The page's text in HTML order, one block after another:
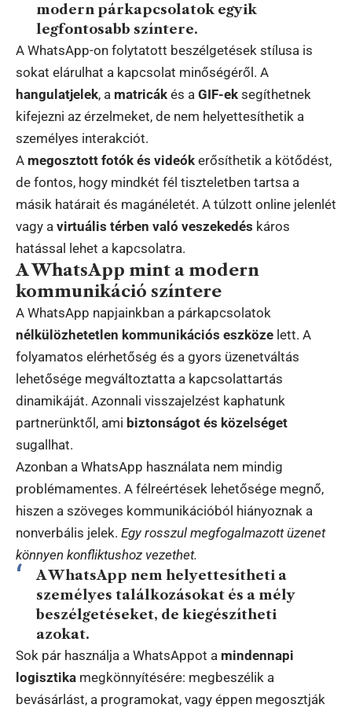
modern párkapcsolatok egyik
legfontosabb színtere.
A WhatsApp-on folytatott beszélgetések stílusa is
sokat elárulhat a kapcsolat minőségéről. A
hangulatjelek, a matricák és a GIF-ek segíthetnek
kifejezni az érzelmeket, de nem helyettesíthetik a
személyes interakciót.
A megosztott fotók és videók erősíthetik a kötődést,
de fontos, hogy mindkét fél tiszteletben tartsa a
másik határait és magánéletét. A túlzott online jelenlét
vagy a virtuális térben való veszekedés káros
hatással lehet a kapcsolatra.
A WhatsApp mint a modern
kommunikáció színtere
A WhatsApp napjainkban a párkapcsolatok
nélkülözhetetlen kommunikációs eszköze lett. A
folyamatos elérhetőség és a gyors üzenetváltás
lehetősége megváltoztatta a kapcsolattartás
dinamikáját. Azonnali visszajelzést kaphatunk
partnerünktől, ami biztonságot és közelséget
sugallhat.
Azonban a WhatsApp használata nem mindig
problémamentes. A félreértések lehetősége megnő,
hiszen a szöveges kommunikációból hiányoznak a
nonverbális jelek. Egy rosszul megfogalmazott üzenet
könnyen konfliktushoz vezethet.
A WhatsApp nem helyettesítheti a
személyes találkozásokat és a mély
beszélgetéseket, de kiegészítheti
azokat.
Sok pár használja a WhatsAppot a mindennapi
logisztika megkönnyítésére: megbeszélik a
bevásárlást, a programokat, vagy éppen megosztják